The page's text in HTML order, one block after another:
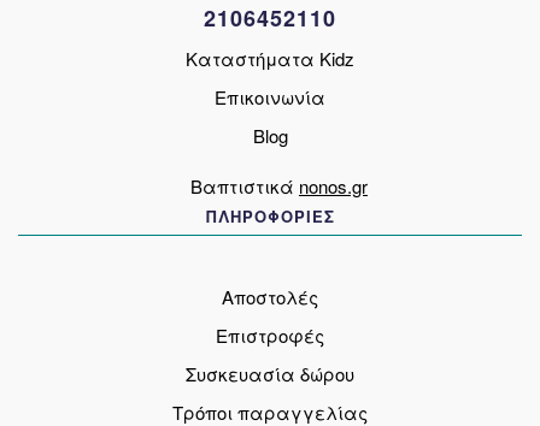
του
2106452110
Καταστήματα Kidz
Επικοινωνία
Blog
Βαπτιστικά nonos.gr
ΠΛΗΡΟΦΟΡΙΕΣ
Αποστολές
Επιστροφές
Συσκευασία δώρου
Τρόποι παραγγελίας